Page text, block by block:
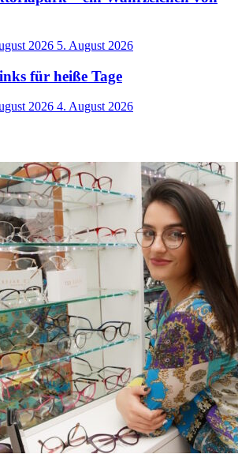
2026 5. August 2026
für heiße Tage
2026 4. August 2026